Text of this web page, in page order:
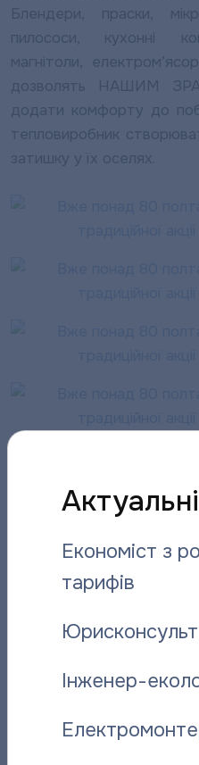
Блендери, праски,
пилососи, кухонні
магнітоли,
дозволять НАШИМ
додати комфорту до
тепловиробник
затишку у їх оселях.
Економіст з
тарифів
Юрисконсульт
Інженер-